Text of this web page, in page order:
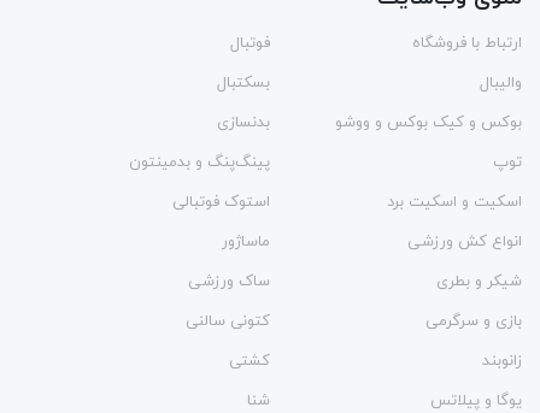
ارتباط با فروشگاه
فوتبال
والیبال
بسکتبال
بوکس و کیک بوکس و ووشو
بدنسازی
توپ
پینگ‌پنگ و بدمينتون
اسکیت و اسکیت برد
استوک فوتبالی
انواع کش ورزشی
ماساژور
شیکر و بطری
ساک ورزشی
بازی و سرگرمی
کتونی سالنی
زانوبند
کشتی
یوگا و پیلاتس
شنا